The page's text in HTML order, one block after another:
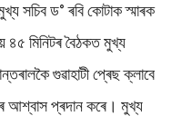
সচিব ড° ৰবি কোটাক স্মাৰক
৪৫ মিনিটৰ বৈঠকত মুখ্য
গুৱাহাটী প্ৰেছ ক্লাবে
আশ্বাস প্ৰদান কৰে। মুখ্য